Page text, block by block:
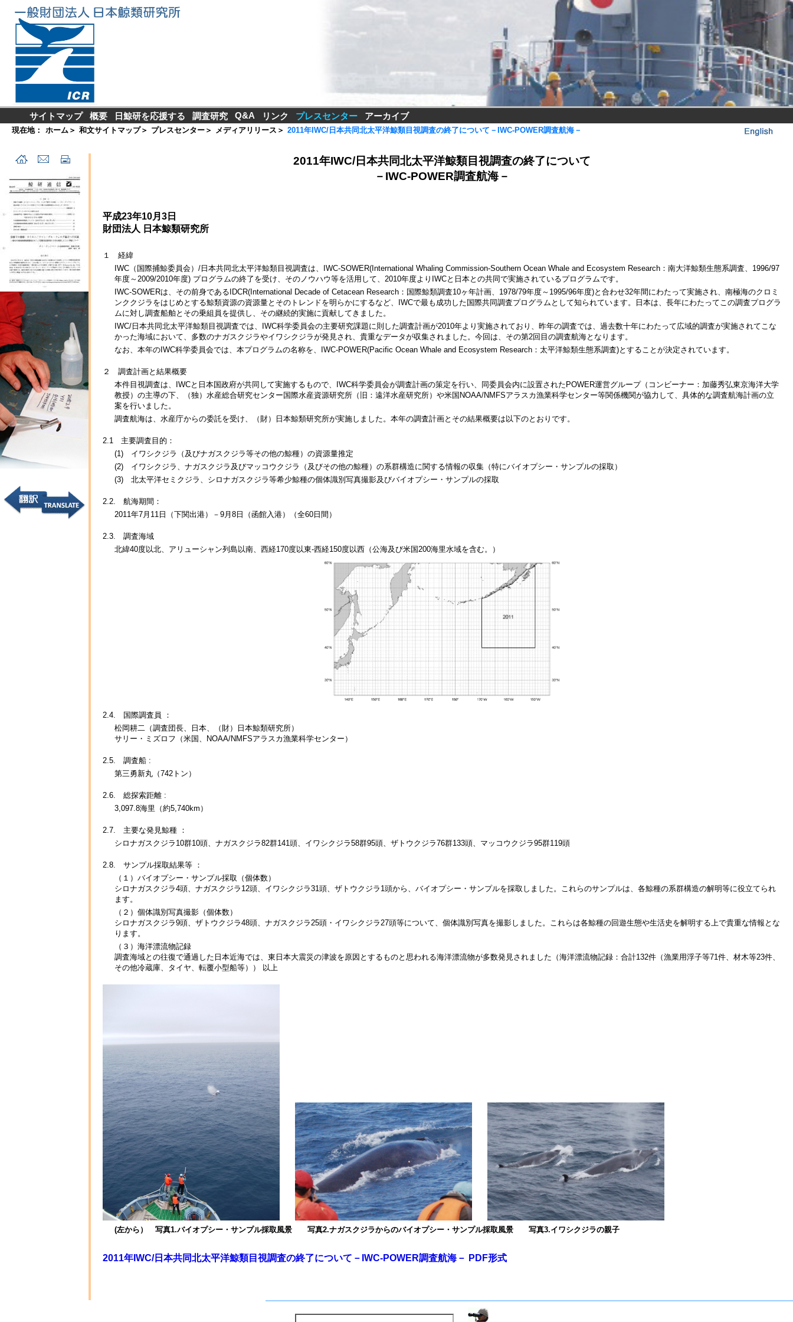
サイトマップ 概要 日鯨研を応援する 調査研究 Q&A リンク プレスセンター アーカイブ
現在地： ホーム ＞ 和文サイトマップ＞ プレスセンター ＞ メディアリリース ＞ 2011年IWC/日本共同北太平洋鯨類目視調査の終了について－IWC-POWER調査航海－
2011年IWC/日本共同北太平洋鯨類目視調査の終了について
－IWC-POWER調査航海－
平成23年10月3日
財団法人 日本鯨類研究所
１ 経緯
IWC（国際捕鯨委員会）/日本共同北太平洋鯨類目視調査は、IWC-SOWER(International Whaling Commission-Southern Ocean Whale and Ecosystem Research：南大洋鯨類生態系調査、1996/97
年度～2009/2010年度) プログラムの終了を受け、そのノウハウ等を活用して、2010年度よりIWCと日本との共同で実施されているプログラムです。
IWC-SOWERは、その前身であるIDCR(International Decade of Cetacean Research：国際鯨類調査10ヶ年計画、1978/79年度～1995/96年度)と合わせ32年間にわたって実施され、南極海のクロミ
ンククジラをはじめとする鯨類資源の資源量とそのトレンドを明らかにするなど、IWCで最も成功した国際共同調査プログラムとして知られています。日本は、長年にわたってこの調査プログラ
ムに対し調査船舶とその乗組員を提供し、その継続的実施に貢献してきました。
IWC/日本共同北太平洋鯨類目視調査では、IWC科学委員会の主要研究課題に則した調査計画が2010年より実施されており、昨年の調査では、過去数十年にわたって広域的調査が実施されてこな
かった海域において、多数のナガスクジラやイワシクジラが発見され、貴重なデータが収集されました。今回は、その第2回目の調査航海となります。
なお、本年のIWC科学委員会では、本プログラムの名称を、IWC-POWER(Pacific Ocean Whale and Ecosystem Research：太平洋鯨類生態系調査)とすることが決定されています。
２ 調査計画と結果概要
本件目視調査は、IWCと日本国政府が共同して実施するもので、IWC科学委員会が調査計画の策定を行い、同委員会内に設置されたPOWER運営グループ（コンビーナー：加藤秀弘東京海洋大学
教授）の主導の下、（独）水産総合研究センター国際水産資源研究所（旧：遠洋水産研究所）や米国NOAA/NMFSアラスカ漁業科学センター等関係機関が協力して、具体的な調査航海計画の立
案を行いました。
調査航海は、水産庁からの委託を受け、（財）日本鯨類研究所が実施しました。本年の調査計画とその結果概要は以下のとおりです。
2.1 主要調査目的：
(1) イワシクジラ（及びナガスクジラ等その他の鯨種）の資源量推定
(2) イワシクジラ、ナガスクジラ及びマッコウクジラ（及びその他の鯨種）の系群構造に関する情報の収集（特にバイオプシー・サンプルの採取）
(3) 北太平洋セミクジラ、シロナガスクジラ等希少鯨種の個体識別写真撮影及びバイオプシー・サンプルの採取
2.2. 航海期間：
2011年7月11日（下関出港）－9月8日（函館入港）（全60日間）
2.3. 調査海域
北緯40度以北、アリューシャン列島以南、西経170度以東-西経150度以西（公海及び米国200海里水域を含む。）
2.4. 国際調査員 ：
松岡耕二（調査団長、日本、（財）日本鯨類研究所）
サリー・ミズロフ（米国、NOAA/NMFSアラスカ漁業科学センター）
2.5. 調査船 :
第三勇新丸（742トン）
2.6. 総探索距離 :
3,097.8海里（約5,740km）
2.7. 主要な発見鯨種 ：
シロナガスクジラ10群10頭、ナガスクジラ82群141頭、イワシクジラ58群95頭、ザトウクジラ76群133頭、マッコウクジラ95群119頭
2.8. サンプル採取結果等 ：
（１）バイオプシー・サンプル採取（個体数）
シロナガスクジラ4頭、ナガスクジラ12頭、イワシクジラ31頭、ザトウクジラ1頭から、バイオプシー・サンプルを採取しました。これらのサンプルは、各鯨種の系群構造の解明等に役立てられ
ます。
（２）個体識別写真撮影（個体数）
シロナガスクジラ9頭、ザトウクジラ48頭、ナガスクジラ25頭・イワシクジラ27頭等について、個体識別写真を撮影しました。これらは各鯨種の回遊生態や生活史を解明する上で貴重な情報とな
ります。
（３）海洋漂流物記録
調査海域との往復で通過した日本近海では、東日本大震災の津波を原因とするものと思われる海洋漂流物が多数発見されました（海洋漂流物記録：合計132件（漁業用浮子等71件、材木等23件、
その他冷蔵庫、タイヤ、転覆小型船等）） 以上
(左から） 写真1.バイオプシー・サンプル採取風景 写真2.ナガスクジラからのバイオプシー・サンプル採取風景 写真3.イワシクジラの親子
2011年IWC/日本共同北太平洋鯨類目視調査の終了について－IWC-POWER調査航海－ PDF形式